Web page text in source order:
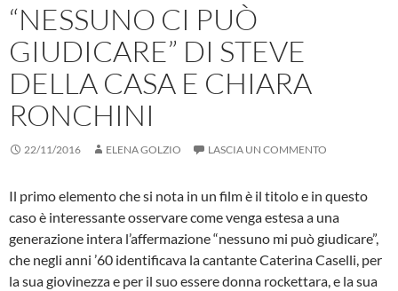
“NESSUNO CI PUÒ
GIUDICARE” DI STEVE
DELLA CASA E CHIARA
RONCHINI
22/11/2016 ELENA GOLZIO LASCIA UN COMMENTO
Il primo elemento che si nota in un film è il titolo e in questo
caso è interessante osservare come venga estesa a una
generazione intera l’affermazione “nessuno mi può giudicare”,
che negli anni ’60 identificava la cantante Caterina Caselli, per
la sua giovinezza e per il suo essere donna rockettara, e la sua